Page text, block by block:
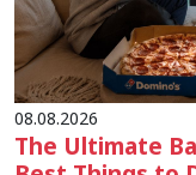
08.08.2026
The Ultimate